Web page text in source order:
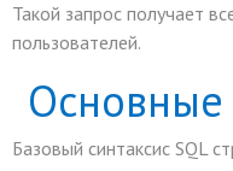
Такой запрос получает
пользователей.
Основные
Базовый синтаксис SQL